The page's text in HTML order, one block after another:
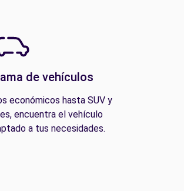
de vehículos
económicos hasta SUV y
encuentra el vehículo
a tus necesidades.